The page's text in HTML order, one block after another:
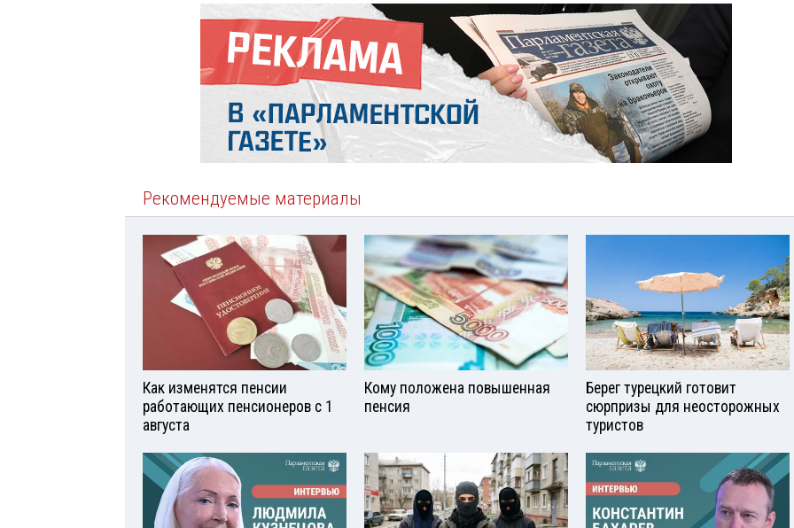
Рекомендуемые материалы
Как изменятся пенсии
работающих пенсионеров с 1
августа
Кому положена повышенная
пенсия
Берег турецкий готовит
сюрпризы для неосторожных
туристов